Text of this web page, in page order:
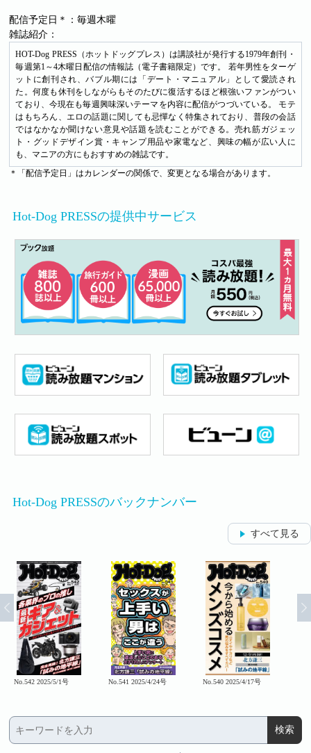
配信予定日＊：毎週木曜
雑誌紹介：
HOT-Dog PRESS（ホットドッグプレス）は講談社が発行する1979年創刊・
毎週第1～4木曜日配信の情報誌（電子書籍限定）です。 若年男性をターゲ
ットに創刊され、バブル期には「デート・マニュアル」として愛読され
た。何度も休刊をしながらもそのたびに復活するほど根強いファンがつい
ており、今現在も毎週興味深いテーマを内容に配信がつづいている。 モテ
はもちろん、エロの話題に関しても忌憚なく特集されており、普段の会話
ではなかなか聞けない意見や話題を読むことができる。売れ筋ガジェッ
ト・グッドデザイン賞・キャンプ用品や家電など、興味の幅が広い人に
も、マニアの方にもおすすめの雑誌です。
＊「配信予定日」はカレンダーの関係で、変更となる場合があります。
Hot-Dog PRESSの提供中サービス
Hot-Dog PRESSのバックナンバー
すべて見る
No.542 2025/5/1号 No.541 2025/4/24号 No.540 2025/4/17号